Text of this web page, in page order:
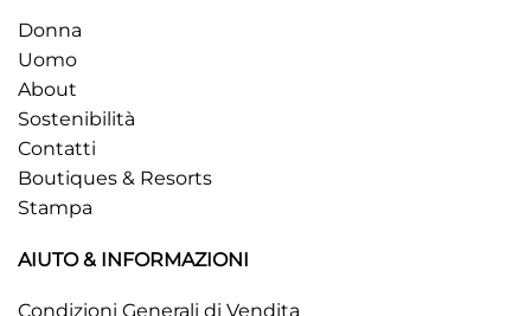
Donna
Uomo
About
Sostenibilità
Contatti
Boutiques & Resorts
Stampa
AIUTO & INFORMAZIONI
Condizioni Generali di Vendita